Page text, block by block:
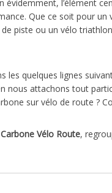
l’élément
Que ce soit pour un
piste ou un vélo
les quelques lignes
nous attachons tout
sur vélo de route ?
Vélo Route,